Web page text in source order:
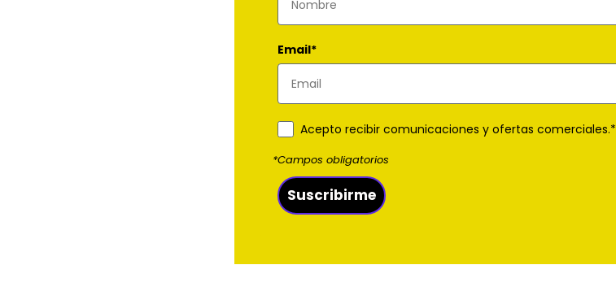
Email*
Acepto recibir comunicaciones y ofertas comerciales.*
*Campos obligatorios
Suscribirme